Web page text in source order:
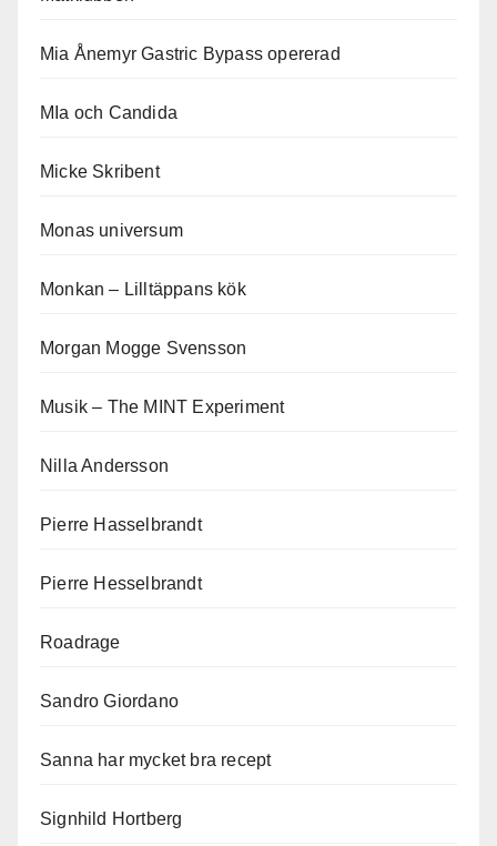
Mia Ånemyr Gastric Bypass opererad
MIa och Candida
Micke Skribent
Monas universum
Monkan – Lilltäppans kök
Morgan Mogge Svensson
Musik – The MINT Experiment
Nilla Andersson
Pierre Hasselbrandt
Pierre Hesselbrandt
Roadrage
Sandro Giordano
Sanna har mycket bra recept
Signhild Hortberg